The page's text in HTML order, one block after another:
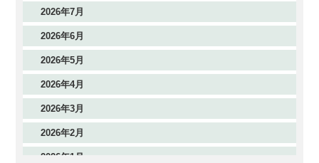
2026年7月
2026年6月
2026年5月
2026年4月
2026年3月
2026年2月
2026年1月